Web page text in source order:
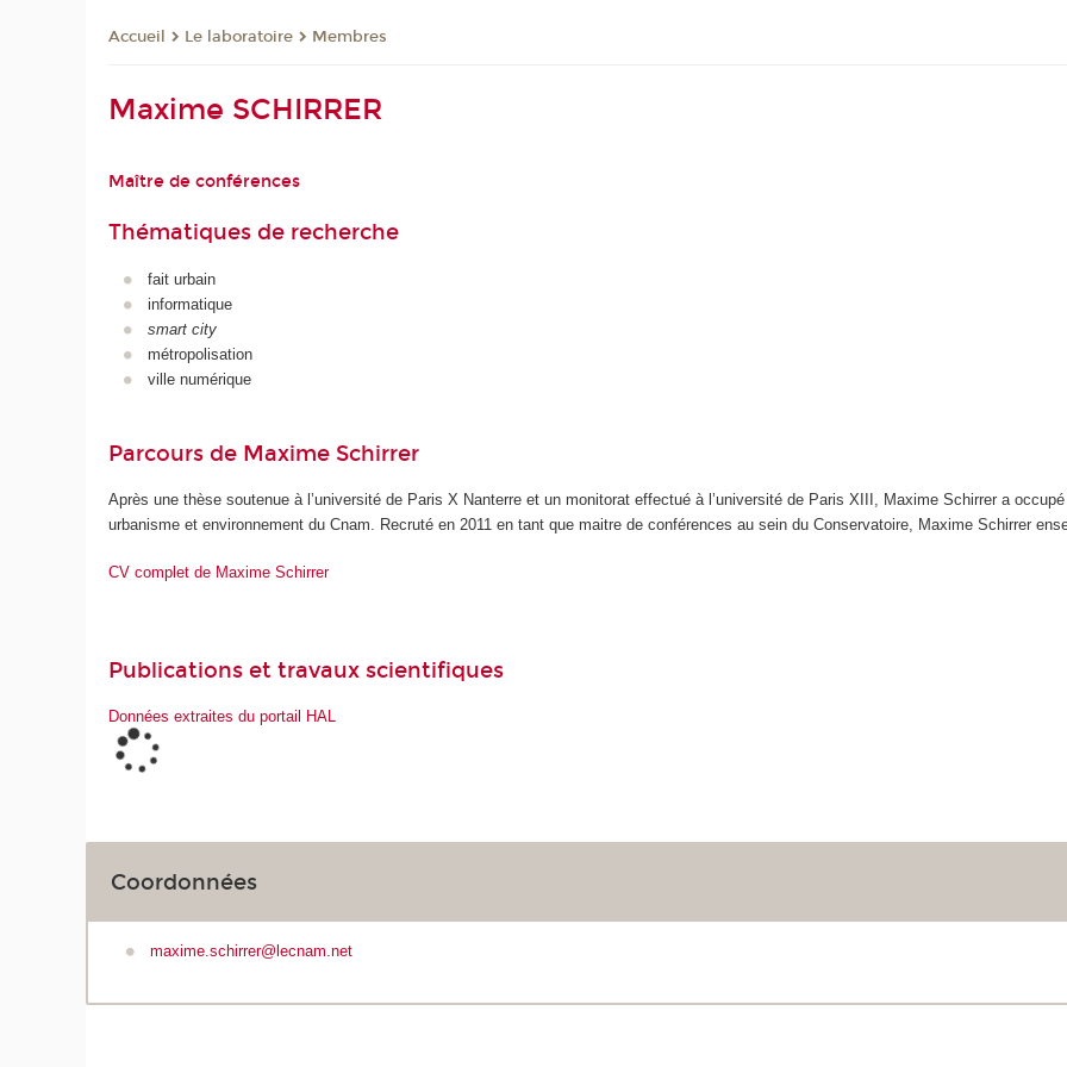
Accueil Le laboratoire Membres
Maxime SCHIRRER
Maître de conférences
Thématiques de recherche
fait urbain
informatique
smart city
métropolisation
ville numérique
Parcours de Maxime Schirrer
Après une thèse soutenue à l’université de Paris X Nanterre et un monitorat effectué à l’université de Paris XIII, Maxime Schirrer a
urbanisme et environnement du Cnam. Recruté en 2011 en tant que maitre de conférences au sein du Conservatoire, Maxime Schirrer
CV complet de Maxime Schirrer
Publications et travaux scientifiques
Données extraites du portail HAL
Coordonnées
maxime.schirrer@lecnam.net